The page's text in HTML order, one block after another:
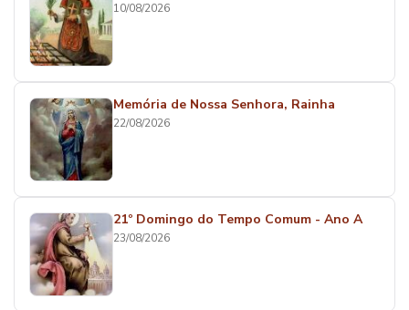
10/08/2026
Memória de Nossa Senhora, Rainha
22/08/2026
21º Domingo do Tempo Comum - Ano A
23/08/2026